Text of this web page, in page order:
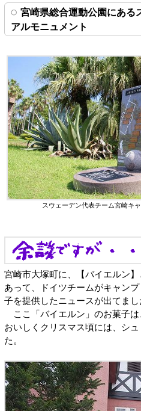
宮崎県総合運動公園にある
アルモニュメント
スウェーデン代表チーム宮崎キ
宮崎市大塚町に、【バイエルン
あって、ドイツチームがキャン
子を提供したニュースが出てまし
ここ「バイエルン」のお菓子は
おいしくクリスマス頃には、シ
た。